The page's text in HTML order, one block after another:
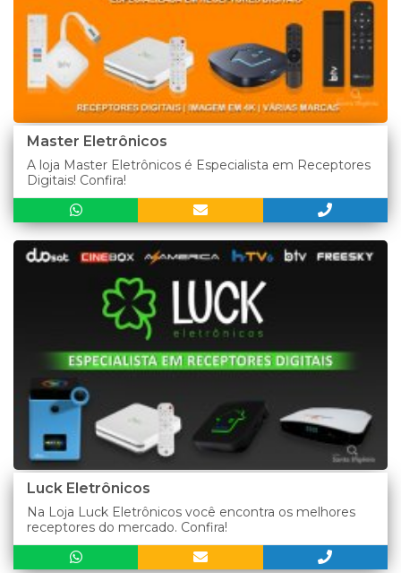
Master Eletrônicos
A loja Master Eletrônicos é Especialista em Receptores
Digitais! Confira!
Luck Eletrônicos
Na Loja Luck Eletrônicos você encontra os melhores
receptores do mercado. Confira!